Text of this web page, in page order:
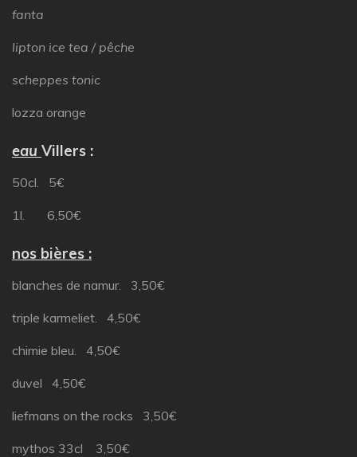
fanta
lipton ice tea / pêche
scheppes tonic
lozza orange
eau Villers :
50cl. 5€
1l. 6,50€
nos bières :
blanches de namur. 3,50€
triple karmeliet. 4,50€
chimie bleu. 4,50€
duvel 4,50€
liefmans on the rocks 3,50€
mythos 33cl 3,50€